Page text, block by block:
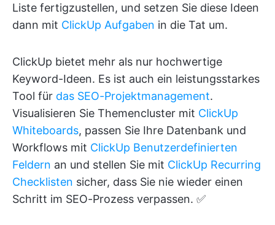
Liste fertigzustellen, und setzen Sie diese Ideen
dann mit ClickUp Aufgaben in die Tat um.
ClickUp bietet mehr als nur hochwertige
Keyword-Ideen. Es ist auch ein leistungsstarkes
Tool für das SEO-Projektmanagement.
Visualisieren Sie Themencluster mit ClickUp
Whiteboards, passen Sie Ihre Datenbank und
Workflows mit ClickUp Benutzerdefinierten
Feldern an und stellen Sie mit ClickUp Recurring
Checklisten sicher, dass Sie nie wieder einen
Schritt im SEO-Prozess verpassen. ✅